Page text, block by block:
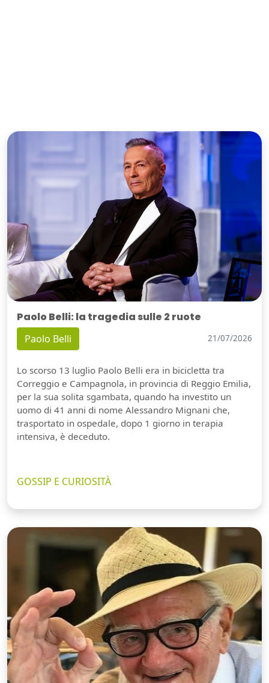
Paolo Belli: la tragedia sulle 2 ruote
Paolo Belli 21/07/2026
Lo scorso 13 luglio Paolo Belli era in bicicletta tra
Correggio e Campagnola, in provincia di Reggio Emilia,
per la sua solita sgambata, quando ha investito un
uomo di 41 anni di nome Alessandro Mignani che,
trasportato in ospedale, dopo 1 giorno in terapia
intensiva, è deceduto.
GOSSIP E CURIOSITÀ